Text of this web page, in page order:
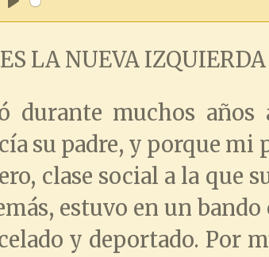
y
P
l
y
LA NUEVA IZQUIERDA
durante muchos
su padre, y porque mi
clase social a la que
estuvo en un
y deportado. Por